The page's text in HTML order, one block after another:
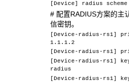
[Device] radius
# 配置RADIUS方案的主
信密钥。
[Device-radius-rs1]
1.1.1.2
[Device-radius-rs1]
[Device-radius-rs1]
radius
[Device-radius-rs1]